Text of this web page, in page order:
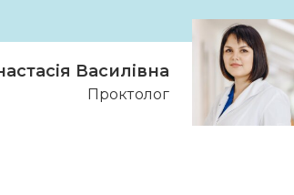
Василівна
Проктолог